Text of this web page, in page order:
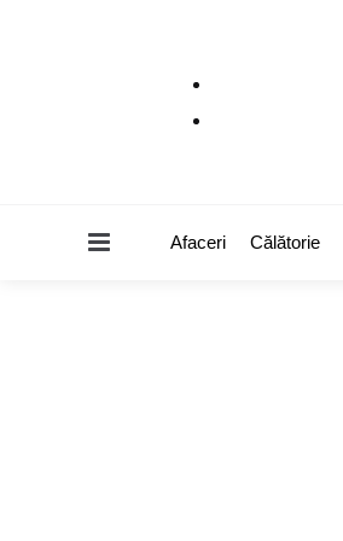
Afaceri Călătorie